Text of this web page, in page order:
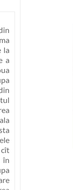
la
a
în